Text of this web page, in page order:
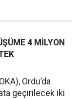
4 MİLYON
Ordu’da
geçirilecek iki